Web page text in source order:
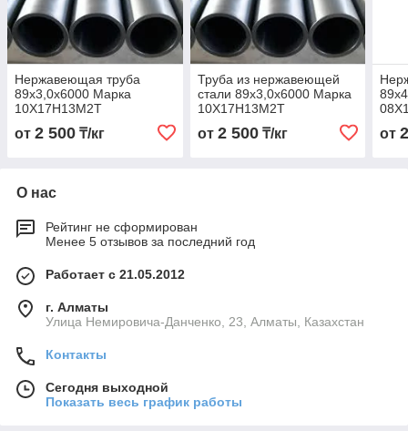
Нержавеющая труба
89х3,0х6000 Марка
10Х17Н13М2Т
от 2 500 ₸/кг
Труба из нержавеющей
стали 89х3,0х6000 Марка
10Х17Н13М2Т
от 2 500₸/кг от
О нас
Рейтинг не сформирован
Менее 5 отзывов за последний год
Работает с 21.05.2012
г. Алматы
Улица Немировича-Данченко, 23, Алматы, Казахстан
Контакты
Сегодня выходной
Показать весь график работы